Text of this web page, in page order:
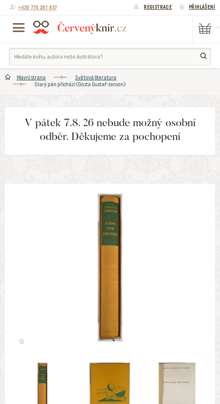
+420 775 281 837 REGISTRACE PŘIHLÁŠENÍ
Hlavní strana
Světová literatura
Starý pán přichází (Gösta Gustaf-Janson)
V pátek 7.8. 26 nebude možný osobní
odběr. Děkujeme za pochopení